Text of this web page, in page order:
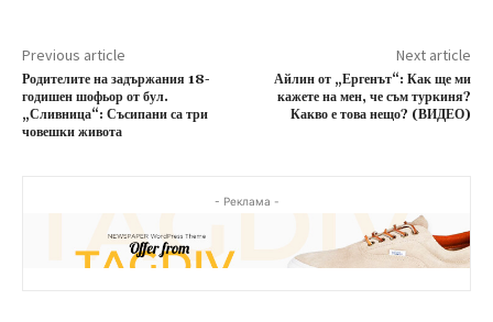
Previous article
Родителите на задържания 18-
годишен шофьор от бул.
„Сливница“: Съсипани са три
човешки живота
Next article
Айлин от „Ергенът“: Как ще ми
кажете на мен, че съм туркиня?
Какво е това нещо? (ВИДЕО)
- Реклама -